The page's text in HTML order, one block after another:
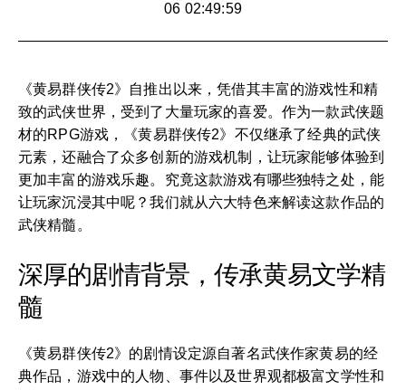
06 02:49:59
《黄易群侠传2》自推出以来，凭借其丰富的游戏性和精
致的武侠世界，受到了大量玩家的喜爱。作为一款武侠题
材的RPG游戏，《黄易群侠传2》不仅继承了经典的武侠
元素，还融合了众多创新的游戏机制，让玩家能够体验到
更加丰富的游戏乐趣。究竟这款游戏有哪些独特之处，能
让玩家沉浸其中呢？我们就从六大特色来解读这款作品的
武侠精髓。
深厚的剧情背景，传承黄易文学精
髓
《黄易群侠传2》的剧情设定源自著名武侠作家黄易的经
典作品，游戏中的人物、事件以及世界观都极富文学性和